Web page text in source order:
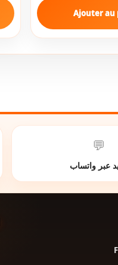
Ajouter au
💬
عبر واتساب